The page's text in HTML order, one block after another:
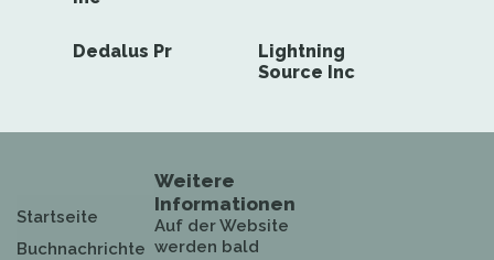
Dedalus Pr
Lightning
Source Inc
Startseite
Buchnachrichte
Weitere
Informationen
Auf der Website
werden bald